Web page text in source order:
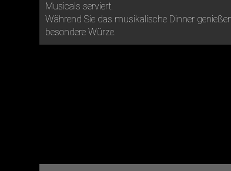
Musicals serviert.
Während Sie das musikalische Dinner
besondere Würze.